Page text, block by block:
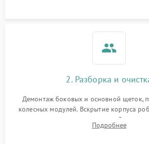
2. Разборка и
Демонтаж боковых и основной щеток,
колесных модулей. Вскрытие корпуса
очистка внутренних полостей,
скопившейся пыли, волос и шерсти
Подробнее